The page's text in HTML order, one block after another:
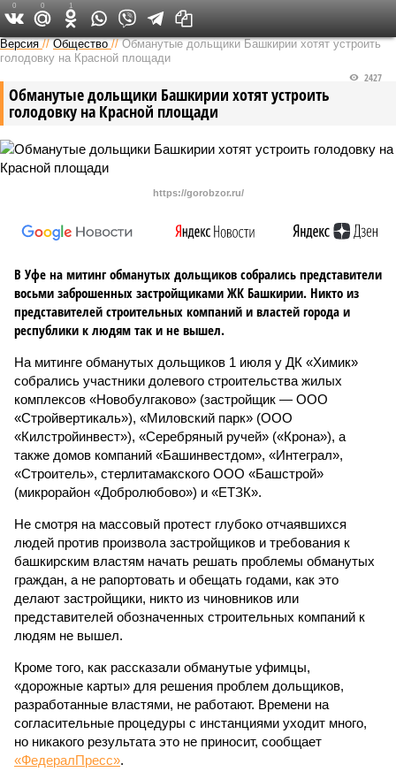
Версия в Башкирии
Версия //Общество //Обманутые дольщики Башкирии хотят устроить
голодовку на Красной площади
Обманутые дольщики Башкирии хотят устроить
голодовку на Красной площади
2427
https://gorobzor.ru/
В Уфе на митинг обманутых дольщиков собрались представители
восьми заброшенных застройщиками ЖК Башкирии. Никто из
представителей строительных компаний и властей города и
республики к людям так и не вышел.
На митинге обманутых дольщиков 1 июля у ДК «Химик»
собрались участники долевого строительства жилых
комплексов «Новобулгаково» (застройщик — ООО
«Стройвертикаль»), «Миловский парк» (ООО
«Килстройинвест»), «Серебряный ручей» («Крона»), а
также домов компаний «Башинвестдом», «Интеграл»,
«Строитель», стерлитамакского ООО «Башстрой»
(микрорайон «Добролюбово») и «ЕТЗК».
Не смотря на массовый протест глубоко отчаявшихся
людей против произвола застройщиков и требования к
башкирским властям начать решать проблемы обманутых
граждан, а не рапортовать и обещать годами, как это
делают застройщики, никто из чиновников или
представителей обозначенных строительных компаний к
людям не вышел.
Кроме того, как рассказали обманутые уфимцы,
«дорожные карты» для решения проблем дольщиков,
разработанные властями, не работают. Времени на
согласительные процедуры с инстанциями уходит много,
но никакого результата это не приносит, сообщает
«ФедералПресс».
0 0 1